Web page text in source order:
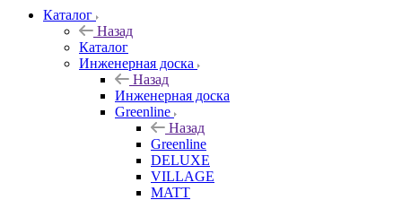
Каталог
Назад
Каталог
Инженерная доска
Назад
Инженерная доска
Greenline
Назад
Greenline
DELUXE
VILLAGE
MATT